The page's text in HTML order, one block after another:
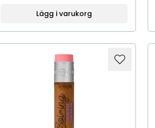
Lägg i varukorg